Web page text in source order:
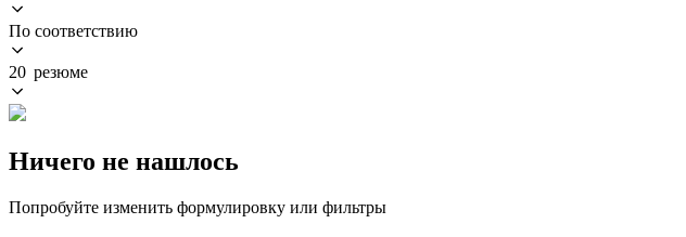
По соответствию
20 резюме
Ничего не нашлось
Попробуйте изменить формулировку или фильтры